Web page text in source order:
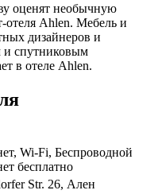
оценят необычную
отеля Ahlen. Мебель и
дизайнеров и
и спутниковым
в отеле Ahlen.
Wi-Fi, Беспроводной
бесплатно
Str. 26, Ален